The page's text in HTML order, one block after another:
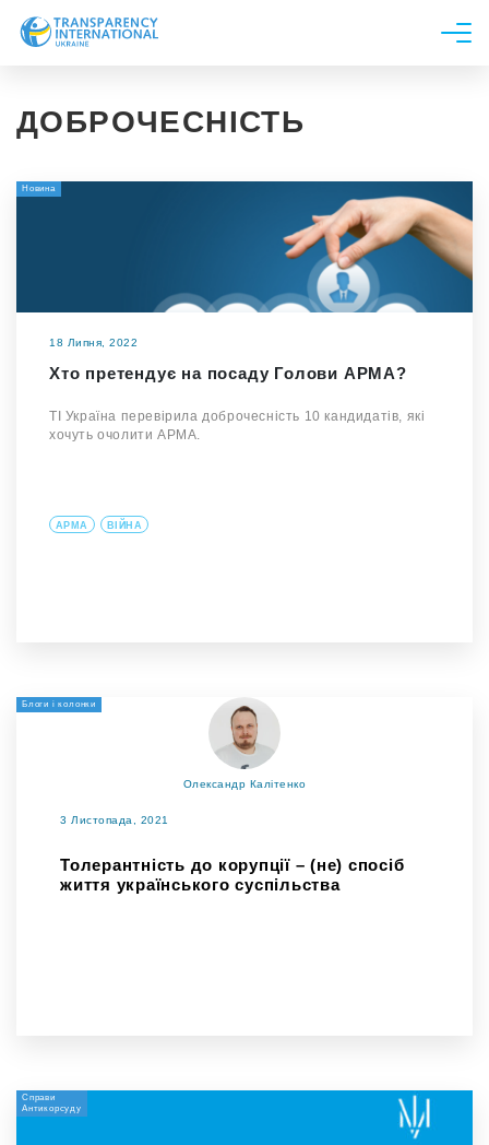
Новини
Напрями роботи
ДОБРОЧЕСНІСТЬ
Новина
18 Липня, 2022
Хто претендує на посаду Голови АРМА?
ТІ Україна перевірила доброчесність 10 кандидатів, які
хочуть очолити АРМА.
АРМА ВІЙНА
Блоги і колонки
Олександр Калітенко
3 Листопада, 2021
Толерантність до корупції – (не) спосіб
життя українського суспільства
Справи
Антикорсуду